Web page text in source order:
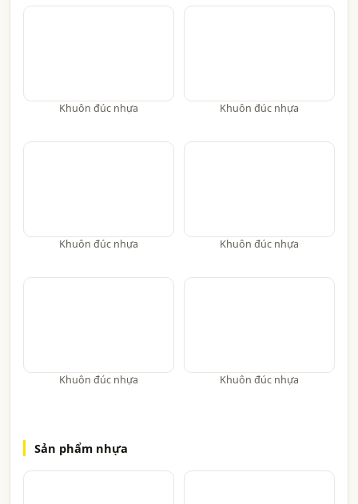
Khuôn đúc nhựa Khuôn đúc nhựa
Khuôn đúc nhựa Khuôn đúc nhựa
Khuôn đúc nhựa Khuôn đúc nhựa
Sản phẩm nhựa